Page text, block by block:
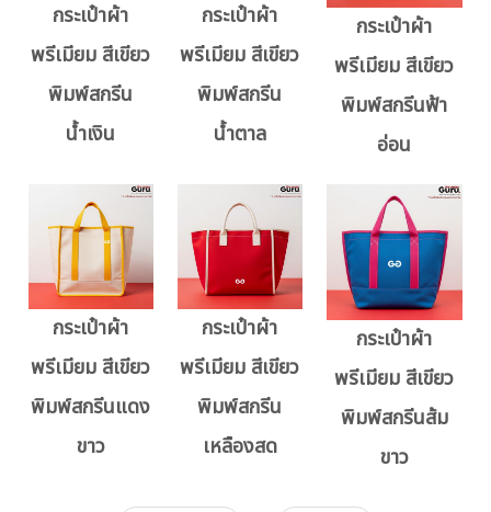
กระเป๋าผ้า
พรีเมียม สีเขียว
พิมพ์สกรีน
น้ำเงิน
กระเป๋าผ้า
พรีเมียม สีเขียว
พิมพ์สกรีน
น้ำตาล
กระเป๋าผ้า
พรีเมียม สีเขียว
พิมพ์สกรีนฟ้า
อ่อน
กระเป๋าผ้า
พรีเมียม สีเขียว
พิมพ์สกรีนแดง
ขาว
กระเป๋าผ้า
พรีเมียม สีเขียว
พิมพ์สกรีน
เหลืองสด
กระเป๋าผ้า
พรีเมียม สีเขียว
พิมพ์สกรีนส้ม
ขาว